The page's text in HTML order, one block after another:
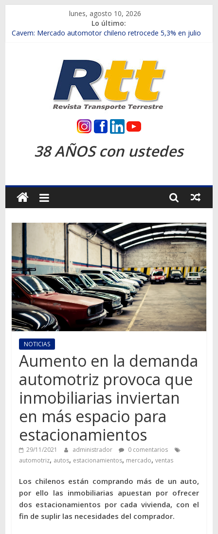
contenido
lunes, agosto 10, 2026
Lo último:
Chile es el primer mercado internacional en lanzar la nueva
Salfa suma vehículos electrificados de Chevrolet en el Biobío
Samex amplía su red con nuevas sucursales en Rancagua y
SINOTRUK Pick-ups presentó la recién estrenada Bolden en
la Expo Compras Públicas 2026
Revista
Transporte
Terrestre
camiones,
motos,
información
del
mundo
del
transporte
38 AÑOS con ustedes
NOTICIAS
Aumento en la demanda
automotriz provoca que
inmobiliarias inviertan
en más espacio para
estacionamientos
29/11/2021 administrador
0 comentarios
automotriz, autos, estacionamientos, mercado, ventas
Los chilenos están comprando más de un auto,
por ello las inmobiliarias apuestan por ofrecer
dos estacionamientos por cada vivienda, con el
fin de suplir las necesidades del comprador.